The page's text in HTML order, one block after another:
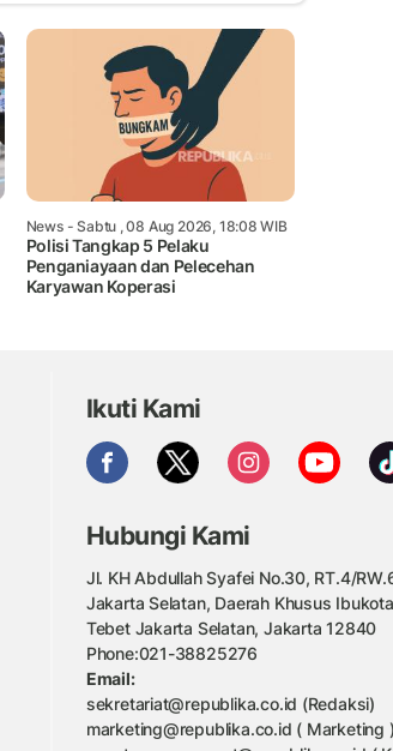
News- Sabtu , 08 Aug 2026, 18:08 WIB
Polisi Tangkap 5 Pelaku
Penganiayaan dan Pelecehan
Karyawan Koperasi
Ikuti Kami
Hubungi Kami
Jl. KH Abdullah Syafei No.30, RT.4/
Jakarta Selatan, Daerah Khusus
Tebet Jakarta Selatan, Jakarta 12840
Phone:021-38825276
Email:
sekretariat@republika.co.id (Redaksi)
marketing@republika.co.id ( Marketing )